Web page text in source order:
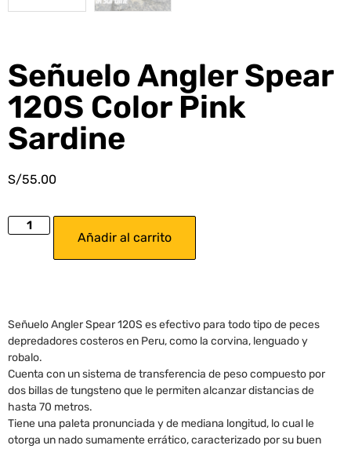
Señuelo Angler Spear
120S Color Pink
Sardine
S/55.00
Añadir al carrito
Señuelo Angler Spear 120S es efectivo para todo tipo de peces
depredadores costeros en Peru, como la corvina, lenguado y
robalo.
Cuenta con un sistema de transferencia de peso compuesto por
dos billas de tungsteno que le permiten alcanzar distancias de
hasta 70 metros.
Tiene una paleta pronunciada y de mediana longitud, lo cual le
otorga un nado sumamente errático, caracterizado por su buen